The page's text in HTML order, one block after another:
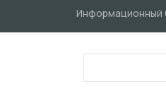
Информационный